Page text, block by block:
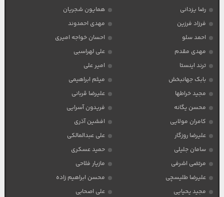
رضا یزدانی
همایون شجریان
فرزاد فرزین
مهدی احمدوند
احمد سلو
احسان خواجه امیری
مهدی مقدم
علی لهراسبی
ترند اینستا
امیر علی
بابک جهانبخش
میثم ابراهیمی
مجید خراطها
علیرضا قربانی
محسن یگانه
فریدون آسرایی
کامران مولایی
افشین آذری
علیرضا روزگار
علی عبدالمالکی
سامان جلیلی
حمید عسکری
مرتضی اشرفی
مازیار فلاحی
علیرضا طلیسچی
محسن ابراهیم زاده
مجید یحیایی
علی اصحابی